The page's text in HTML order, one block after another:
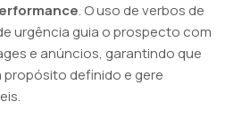
. O uso de verbos de
urgência guia o prospecto com
e anúncios, garantindo que
propósito definido e gere